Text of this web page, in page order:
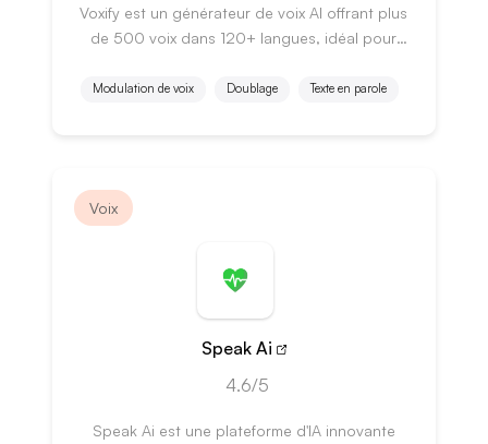
Voxify est un générateur de voix AI offrant plus
de 500 voix dans 120+ langues, idéal pour
Modulation de voix Doublage Texte en parole
Voix
Speak Ai
4.6/5
Speak Ai est une plateforme d'IA innovante